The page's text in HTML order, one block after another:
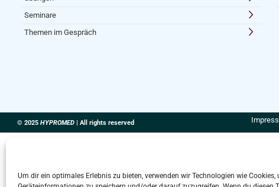
Um dir ein optimales Erlebnis zu bieten, verwenden wir Technologien wie Cookies,
Seminare
Themen im Gespräch
© 2025 HYPROMED | All rights reserved